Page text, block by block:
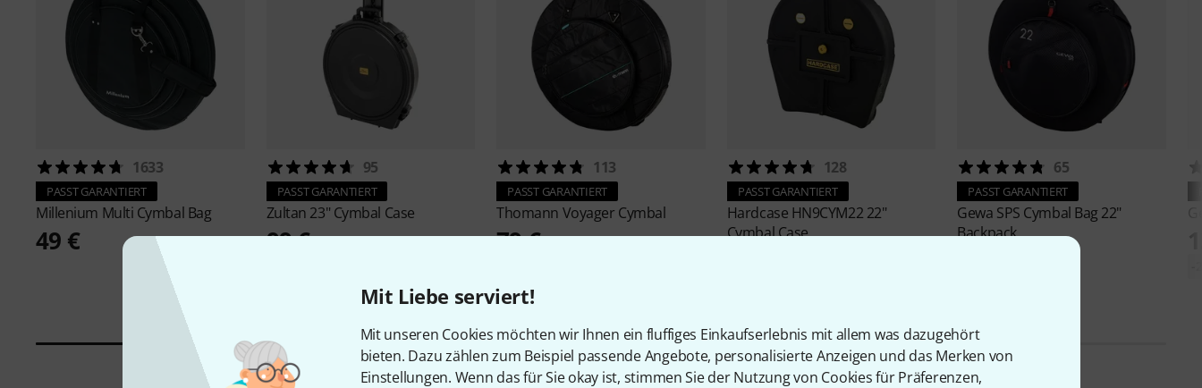
Mit Liebe serviert!
Mit unseren Cookies möchten wir Ihnen ein fluffiges Einkaufserlebnis mit allem was dazugehört
bieten. Dazu zählen zum Beispiel passende Angebote, personalisierte Anzeigen und das Merken von
Einstellungen. Wenn das für Sie okay ist, stimmen Sie der Nutzung von Cookies für Präferenzen,
1633
PASST GARANTIERT
Millenium Multi Cymbal Bag
49 €
95
PASST GARANTIERT
Zultan 23" Cymbal Case
99 €
113
PASST GARANTIERT
Thomann Voyager Cymbal
79 €
128
PASST GARANTIERT
Hardcase HN9CYM22 22"
Cymbal Case
65
PASST GARANTIERT
Gewa SPS Cymbal Bag 22"
Backpack